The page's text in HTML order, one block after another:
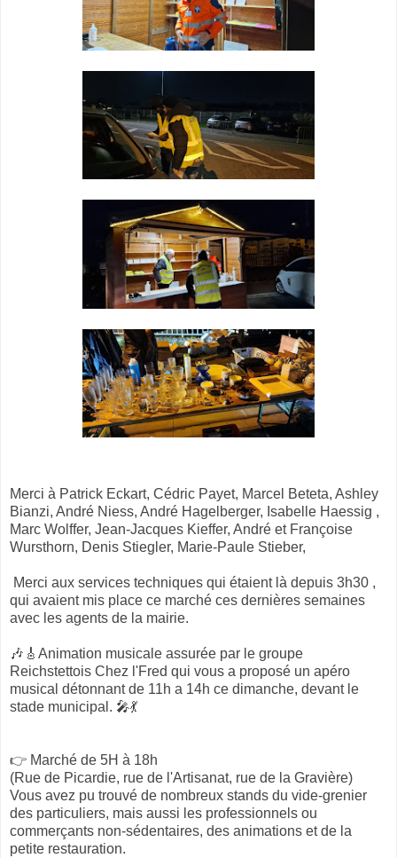
Merci à Patrick Eckart, Cédric Payet, Marcel Beteta, Ashley
Bianzi, André Niess, André Hagelberger, Isabelle Haessig ,
Marc Wolffer, Jean-Jacques Kieffer, André et Françoise
Wursthorn, Denis Stiegler, Marie-Paule Stieber,
Merci aux services techniques qui étaient là depuis 3h30 ,
qui avaient mis place ce marché ces dernières semaines
avec les agents de la mairie.
🎶🎸Animation musicale assurée par le groupe
Reichstettois Chez l'Fred qui vous a proposé un apéro
musical détonnant de 11h a 14h ce dimanche, devant le
stade municipal. 🎤💃
👉 Marché de 5H à 18h
(Rue de Picardie, rue de l'Artisanat, rue de la Gravière)
Vous avez pu trouvé de nombreux stands du vide-grenier
des particuliers, mais aussi les professionnels ou
commerçants non-sédentaires, des animations et de la
petite restauration.